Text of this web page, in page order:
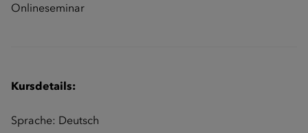
Onlineseminar
Kursdetails:
Sprache: Deutsch